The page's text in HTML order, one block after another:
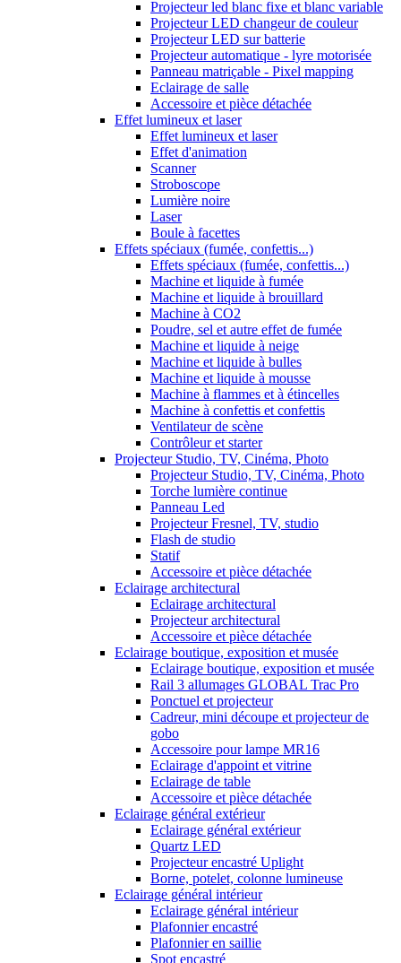
Projecteur led blanc fixe et blanc variable
Projecteur LED changeur de couleur
Projecteur LED sur batterie
Projecteur automatique - lyre motorisée
Panneau matriçable - Pixel mapping
Eclairage de salle
Accessoire et pièce détachée
Effet lumineux et laser
Effet lumineux et laser
Effet d'animation
Scanner
Stroboscope
Lumière noire
Laser
Boule à facettes
Effets spéciaux (fumée, confettis...)
Effets spéciaux (fumée, confettis...)
Machine et liquide à fumée
Machine et liquide à brouillard
Machine à CO2
Poudre, sel et autre effet de fumée
Machine et liquide à neige
Machine et liquide à bulles
Machine et liquide à mousse
Machine à flammes et à étincelles
Machine à confettis et confettis
Ventilateur de scène
Contrôleur et starter
Projecteur Studio, TV, Cinéma, Photo
Projecteur Studio, TV, Cinéma, Photo
Torche lumière continue
Panneau Led
Projecteur Fresnel, TV, studio
Flash de studio
Statif
Accessoire et pièce détachée
Eclairage architectural
Eclairage architectural
Projecteur architectural
Accessoire et pièce détachée
Eclairage boutique, exposition et musée
Eclairage boutique, exposition et musée
Rail 3 allumages GLOBAL Trac Pro
Ponctuel et projecteur
Cadreur, mini découpe et projecteur de
gobo
Accessoire pour lampe MR16
Eclairage d'appoint et vitrine
Eclairage de table
Accessoire et pièce détachée
Eclairage général extérieur
Eclairage général extérieur
Quartz LED
Projecteur encastré Uplight
Borne, potelet, colonne lumineuse
Eclairage général intérieur
Eclairage général intérieur
Plafonnier encastré
Plafonnier en saillie
Spot encastré